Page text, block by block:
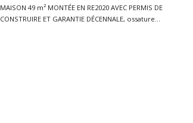
MAISON 49 m² MONTÉE EN RE2020 AVEC PERMIS DE
CONSTRUIRE ET GARANTIE DÉCENNALE, ossature